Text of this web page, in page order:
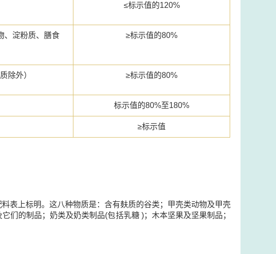
≤标示值的120%
、淀粉质、膳食
≥标示值的80%
除外） ≥标示值的80%
标示值的80%至180%
≥标示值
表上标明。这八种物质是：含有麸质的谷类；甲壳类动物及甲壳
们的制品；奶类及奶类制品(包括乳糖 )；木本坚果及坚果制品；